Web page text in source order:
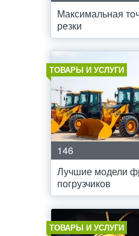
Максимальная
резки
ТОВАРЫ И УСЛУГИ
146
Лучшие модели
погрузчиков
ТОВАРЫ И УСЛУГИ